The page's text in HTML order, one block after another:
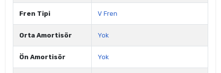
Fren Tipi V Fren
Orta Amortisör Yok
Ön Amortisör Yok